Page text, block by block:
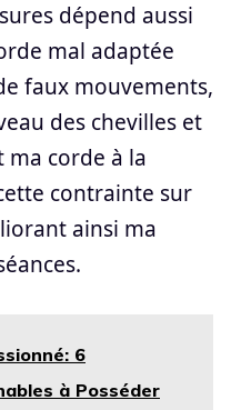
dépend aussi
mal adaptée
faux mouvements,
des chevilles et
ma corde à la
contrainte sur
ainsi ma
6
à Posséder